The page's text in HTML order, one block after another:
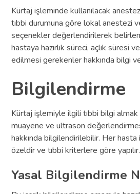
Kürtaj işleminde kullanılacak
tıbbi durumuna göre lokal anestezi
seçenekler değerlendirilerek
hastaya hazırlık süreci, açlık süresi
edilmesi gerekenler hakkında bilgi
Bilgilendirme
Kürtaj işlemiyle ilgili tıbbi bilgi
muayene ve ultrason
hakkında bilgilendirilebilir. Her
özeldir ve tıbbi kriterlere göre yapılır.
Yasal Bilgilendirme